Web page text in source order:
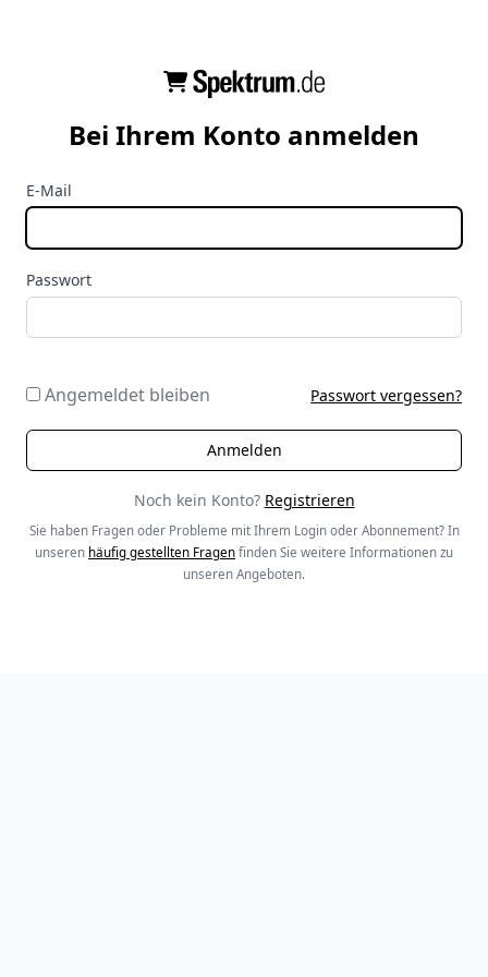
Bei Ihrem Konto anmelden
E-Mail
Passwort
Angemeldet bleiben Passwort vergessen?
Noch kein Konto? Registrieren
Sie haben Fragen oder Probleme mit Ihrem Login oder Abonnement? In
unseren häufig gestellten Fragen finden Sie weitere Informationen zu
unseren Angeboten.